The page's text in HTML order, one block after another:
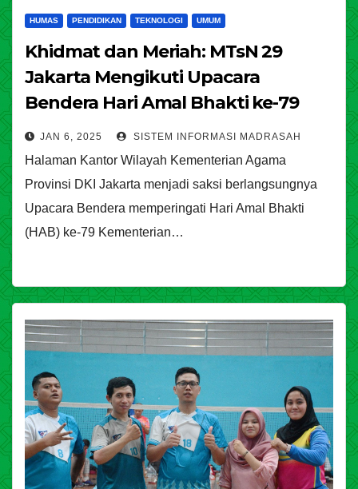
HUMAS PENDIDIKAN TEKNOLOGI UMUM
Khidmat dan Meriah: MTsN 29
Jakarta Mengikuti Upacara
Bendera Hari Amal Bhakti ke-79
Kemenag RI di Kanwil DKI Jakarta
JAN 6, 2025 SISTEM INFORMASI MADRASAH
Halaman Kantor Wilayah Kementerian Agama
Provinsi DKI Jakarta menjadi saksi berlangsungnya
Upacara Bendera memperingati Hari Amal Bhakti
(HAB) ke-79 Kementerian…